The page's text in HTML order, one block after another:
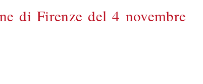
di Firenze del 4 novembre